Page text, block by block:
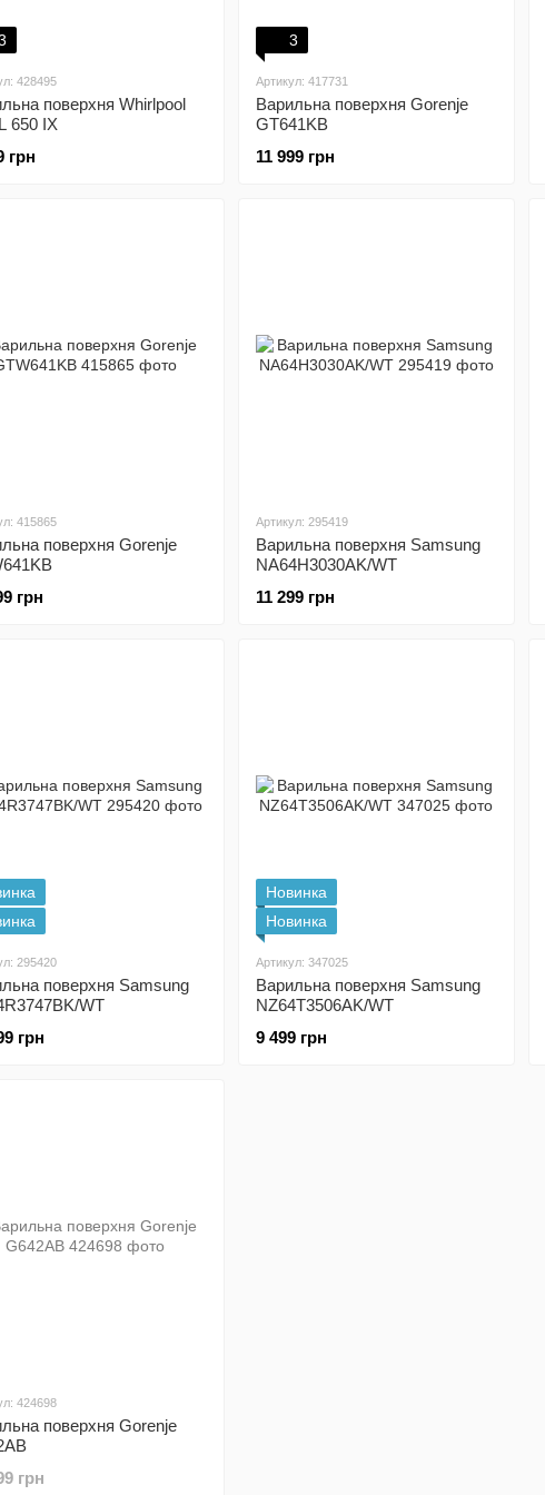
428495
поверхня Whirlpool
650 IX
грн
3
Артикул: 417731
Варильна поверхня Gorenje
GT641KB
11 999 грн
415865
поверхня Gorenje
грн
Артикул: 295419
Варильна поверхня Samsung
NA64H3030AK/WT
11 299 грн
295420
поверхня Samsung
WT
грн
Новинка
Новинка
Артикул: 347025
Варильна поверхня Samsung
NZ64T3506AK/WT
9 499 грн
424698
поверхня Gorenje
грн